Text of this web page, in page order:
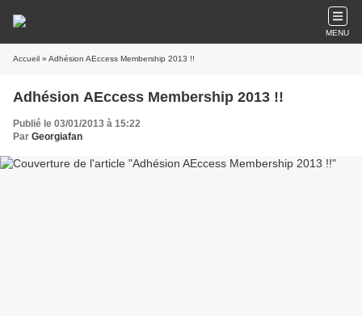
MENU
Accueil » Adhésion AEccess Membership 2013 !!
Adhésion AEccess Membership 2013 !!
Publié le 03/01/2013 à 15:22
Par Georgiafan